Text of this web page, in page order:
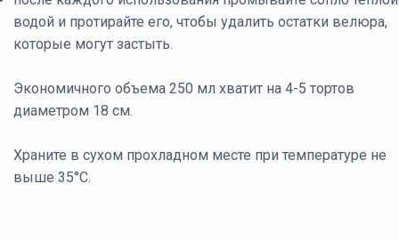
водой и протирайте его, чтобы удалить остатки велюра,
которые могут застыть.
Экономичного объема 250 мл хватит на 4-5 тортов
диаметром 18 см.
Храните в сухом прохладном месте при температуре не
выше 35°С.